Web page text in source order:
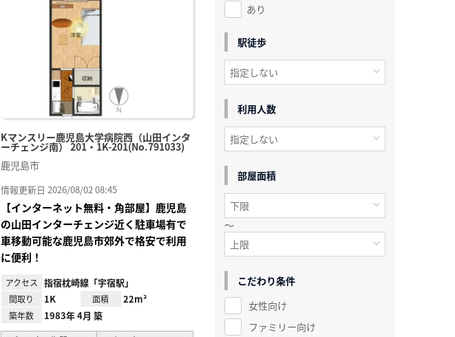
Kマンスリー鹿児島大学病院西（山田インタ
ーチェンジ南） 201・1K-201(No.791033)
鹿児島市
情報更新日 2026/08/02 08:45
【インターネット無料・角部屋】鹿児島
の山田インターチェンジ近く駐車場有で
車移動可能な鹿児島市郊外で格安で利用
に便利！
アクセス 指宿枕崎線「宇宿駅」
間取り 1K 面積 22m²
築年数 1983年 4月 築
あり
駅徒歩
利用人数
部屋面積
～
こだわり条件
女性向け
ファミリー向け